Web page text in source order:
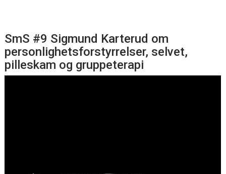
SmS #9 Sigmund Karterud om
personlighetsforstyrrelser, selvet,
pilleskam og gruppeterapi